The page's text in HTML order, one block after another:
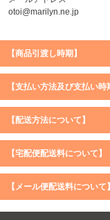
otoi@marilyn.ne.jp
【商品引渡し時期】
【支払い方法及び支払い時
【配送方法について】
【宅配便配送料について】
購入価格 ／ 地域
5,900円（税込）未満
【メール便配送料について】